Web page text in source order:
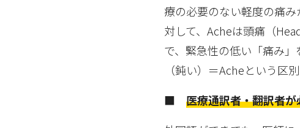
療の必要のない軽度の痛
対して、Acheは頭痛（
で、緊急性の低い「痛み
（鈍い）＝Acheという区
■医療通訳者・翻訳者が